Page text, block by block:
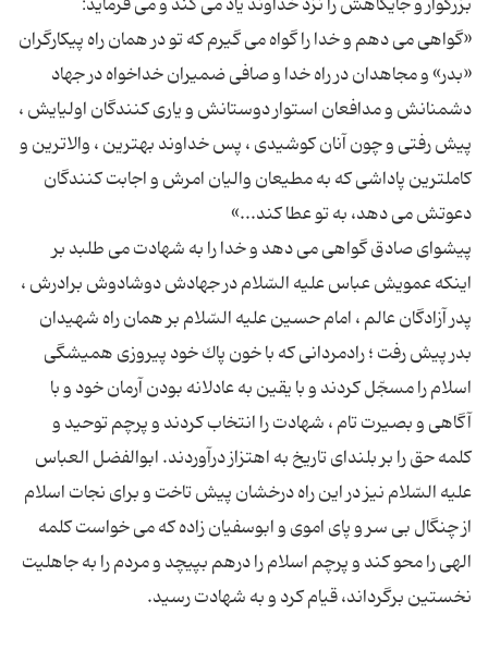
«گواهى مى دهم و خدا را گواه مى گیرم كه تو در همان راه پیكارگران
«بدر» و مجاهدان در راه خدا و صافى ضمیران خداخواه در جهاد
دشمنانش و مدافعان استوار دوستانش و یارى كنندگان اولیایش ،
پیش رفتى و چون آنان كوشیدى ، پس خداوند بهترین ، والاترین و
كاملترین پاداشى كه به مطیعان والیان امرش و اجابت كنندگان
پیشوای صادق گواهى مى دهد و خدا را به شهادت مى طلبد بر
اینكه عمویش عباس علیه السّلام در جهادش دوشادوش برادرش ،
پدر آزادگان عالم ، امام حسین علیه السّلام بر همان راه شهیدان
بدر پیش رفت ؛ رادمردانى كه با خون پاك خود پیروزى همیشگى
اسلام را مسجّل كردند و با یقین به عادلانه بودن آرمان خود و با
آگاهى و بصیرت تام ، شهادت را انتخاب كردند و پرچم توحید و
كلمه حق را بر بلنداى تاریخ به اهتزاز درآوردند. ابوالفضل العباس
علیه السّلام نیز در این راه درخشان پیش تاخت و براى نجات اسلام
از چنگال بى سر و پاى اموى و ابوسفیان زاده كه مى خواست كلمه
الهى را محو كند و پرچم اسلام را درهم بپیچد و مردم را به جاهلیت